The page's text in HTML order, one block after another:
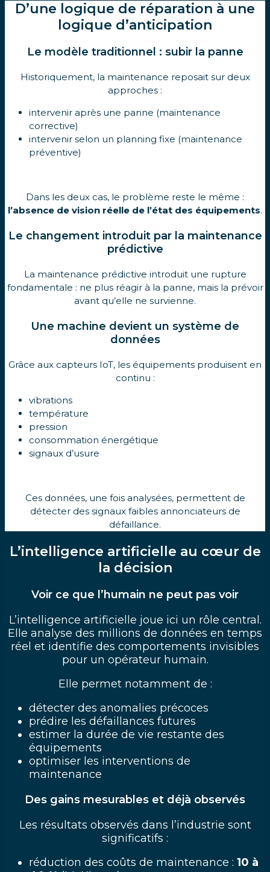
D’une logique de réparation à une
logique d’anticipation
Le modèle traditionnel : subir la panne
Historiquement, la maintenance reposait sur deux
approches :
intervenir après une panne (maintenance
corrective)
intervenir selon un planning fixe (maintenance
préventive)
Dans les deux cas, le problème reste le même :
l’absence de vision réelle de l’état des équipements.
Le changement introduit par la maintenance
prédictive
La maintenance prédictive introduit une rupture
fondamentale : ne plus réagir à la panne, mais la prévoir
avant qu’elle ne survienne.
Une machine devient un système de
données
Grâce aux capteurs IoT, les équipements produisent en
continu :
vibrations
température
pression
consommation énergétique
signaux d’usure
Ces données, une fois analysées, permettent de
détecter des signaux faibles annonciateurs de
défaillance.
L’intelligence artificielle au cœur de
la décision
Voir ce que l’humain ne peut pas voir
L’intelligence artificielle joue ici un rôle central.
Elle analyse des millions de données en temps
réel et identifie des comportements invisibles
pour un opérateur humain.
Elle permet notamment de :
détecter des anomalies précoces
prédire les défaillances futures
estimer la durée de vie restante des
équipements
optimiser les interventions de
maintenance
Des gains mesurables et déjà observés
Les résultats observés dans l’industrie sont
significatifs :
réduction des coûts de maintenance : 10 à